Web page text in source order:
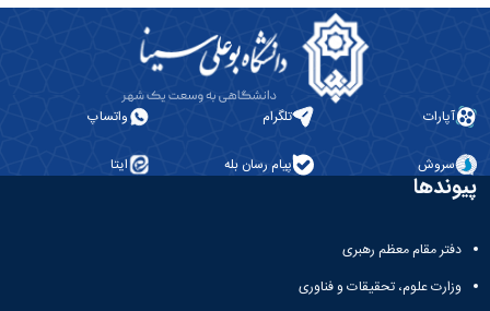
آپارات تلگرام واتساپ
سروش پیام رسان بله ایتا
پیوندها
دفتر مقام معظم رهبری
وزارت علوم، تحقیقات و فناوری